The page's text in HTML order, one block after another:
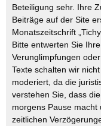
Beteiligung sehr. Ihre
Beiträge auf der Site
Monatszeitschrift
Bitte entwerten Sie
Verunglimpfungen
Texte schalten wir
moderiert, da die
verstehen Sie, dass
morgens Pause macht
zeitlichen